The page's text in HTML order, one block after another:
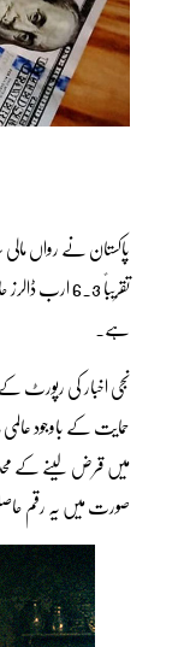
ہے۔
نجی اخبار کی رپورٹ
حمایت کے باوجود
میں قرض لینے کے
صورت میں یہ رقم